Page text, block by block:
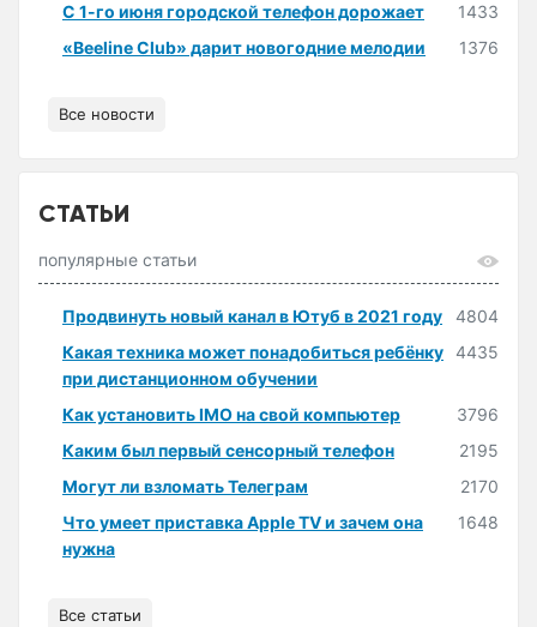
С 1-го июня городской телефон дорожает
1433
«Beeline Club» дарит новогодние мелодии
1376
Все новости
СТАТЬИ
популярные статьи
Продвинуть новый канал в Ютуб в 2021 году
4804
Какая техника может понадобиться ребёнку
при дистанционном обучении
4435
Как установить IMO на свой компьютер
3796
Каким был первый сенсорный телефон
2195
Могут ли взломать Телеграм
2170
Что умеет приставка Apple TV и зачем она
нужна
1648
Все статьи